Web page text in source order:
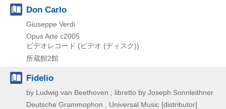
Don Carlo
Giuseppe Verdi
Opus Arte c2005
ビデオレコード (ビデオ (ディスク))
所蔵館2館
Fidelio
by Ludwig van Beethoven ; libretto by Joseph Sonnleithner
Deutsche Grammophon , Universal Music [distributor]